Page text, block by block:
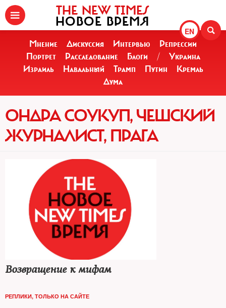
EN
THE NEW TIMES
НОВОЕ ВРЕМЯ
Мнение Дискуссия Интервью
Репрессии
Портрет
Расследование Блоги /
Украина
Израиль
Навальный Трамп Путин
Кремль
Дума
ОНДРА СОУКУП, ЧЕШСКИЙ
ЖУРНАЛИСТ, ПРАГА
Возвращение к мифам
РЕПЛИКИ, ТОЛЬКО НА САЙТЕ